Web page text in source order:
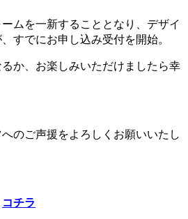
ムを一新することとなり、デザイ
すでにお申し込み受付を開始。
か、お楽しみいただけましたら幸
のご声援をよろしくお願いいたし
コチラ